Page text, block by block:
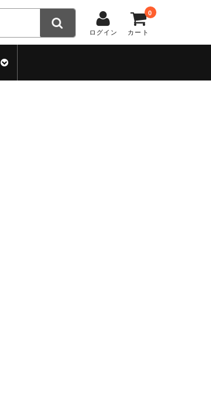
ログイン カート
0